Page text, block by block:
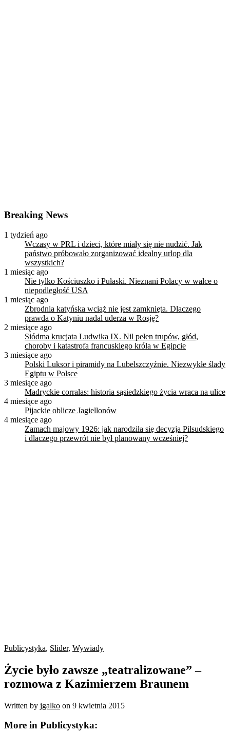
Breaking News
1 tydzień ago
Wczasy w PRL i dzieci, które miały się nie nudzić. Jak
państwo próbowało zorganizować idealny urlop dla
wszystkich?
1 miesiąc ago
Nie tylko Kościuszko i Pułaski. Nieznani Polacy w walce o
niepodległość USA
1 miesiąc ago
Zbrodnia katyńska wciąż nie jest zamknięta. Dlaczego
prawda o Katyniu nadal uderza w Rosję?
2 miesiące ago
Siódma krucjata Ludwika IX. Nil pełen trupów, głód,
choroby i katastrofa francuskiego króla w Egipcie
3 miesiące ago
Polski Luksor i piramidy na Lubelszczyźnie. Niezwykłe ślady
Egiptu w Polsce
3 miesiące ago
Madryckie corralas: historia sąsiedzkiego życia wraca na ulice
4 miesiące ago
Pijackie oblicze Jagiellonów
4 miesiące ago
Zamach majowy 1926: jak narodziła się decyzja Piłsudskiego
i dlaczego przewrót nie był planowany wcześniej?
Publicystyka, Slider, Wywiady
Życie było zawsze „teatralizowane” –
rozmowa z Kazimierzem Braunem
Written by jgalko on 9 kwietnia 2015
More in Publicystyka: